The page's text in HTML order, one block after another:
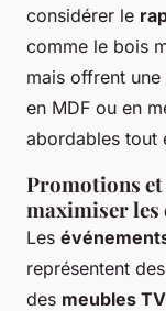
considérer le
comme le bois
mais offrent
en MDF ou en
abordables tout
Promotions et
maximiser les
Les
représentent
des meubles